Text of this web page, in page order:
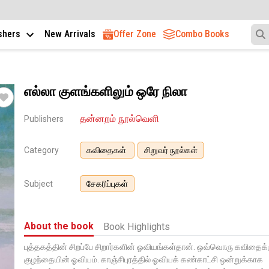
New Arrivals Offer Zone Combo Books
எல்லா குளங்களிலும் ஒரே நிலா
Publishers தன்னறம் நூல்வெளி
Category கவிதைகள் சிறுவர் நூல்கள்
Subject சேகரிப்புகள்
About the book Book Highlights
புத்தகத்தின் சிறப்பே சிறார்களின் ஓவியங்கள்தான். ஒவ்வொரு
குழந்தையின் ஓவியம். காஞ்சிபுரத்தில் ஓவியக் கண்காட்சி ஒன்றுக்காக